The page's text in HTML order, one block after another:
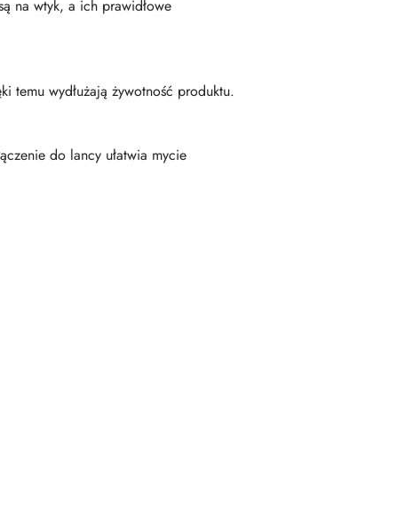
na wtyk, a ich prawidłowe
temu wydłużają żywotność produktu.
do lancy ułatwia mycie